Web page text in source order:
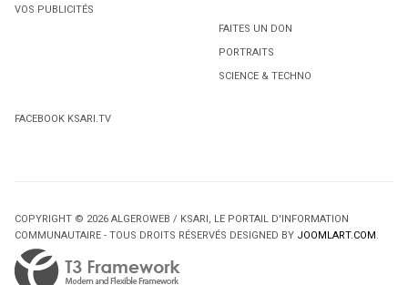
ENQUÊTE : Des députés, sénateurs et fils de députés
voyagent au frais de la République
De la grande visite de l'Algérie dans la capitale
L'octroi accidentel du Gant Court.
2
L'octroi accidentel du Gant Court.
2
VOS PUBLICITÉS
FAITES UN DON
PORTRAITS
SCIENCE & TECHNO
FACEBOOK KSARI.TV
COPYRIGHT © 2026 ALGEROWEB / KSARI, LE PORTAIL D'INFORMATION
COMMUNAUTAIRE - TOUS DROITS RÉSERVÉS DESIGNED BY JOOMLART.COM.